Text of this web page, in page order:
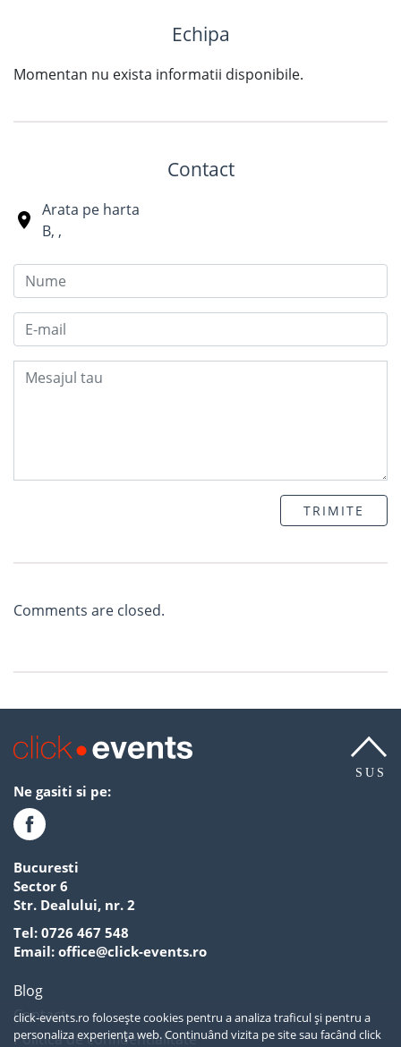
click-events.ro folosește cookies pentru a analiza traficul și pentru a
personaliza experiența web. Continuând vizita pe site sau facând click
Echipa
Momentan nu exista informatii disponibile.
Contact
Arata pe harta
B, ,
TRIMITE
Comments are closed.
SUS
Ne gasiti si pe:
Bucuresti
Sector 6
Str. Dealului, nr. 2
Tel: 0726 467 548
Email: office@click-events.ro
Blog
Contact
Politica de confidentialitate